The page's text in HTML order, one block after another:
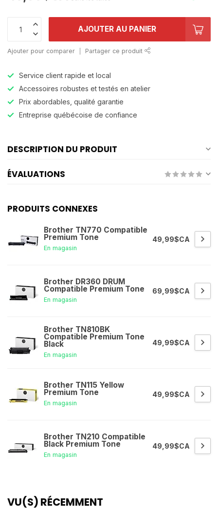
AJOUTER AU PANIER
Ajouter pour comparer Partager ce produit
Service client rapide et local
Accessoires robustes et testés en atelier
Prix abordables, qualité garantie
Entreprise québécoise de confiance
DESCRIPTION DU PRODUIT
ÉVALUATIONS
PRODUITS CONNEXES
Brother TN770 Compatible
Premium Tone
En magasin
49,99$CA
Brother DR360 DRUM
Compatible Premium Tone
En magasin
69,99$CA
Brother TN810BK
Compatible Premium Tone
Black
En magasin
49,99$CA
Brother TN115 Yellow
Premium Tone
En magasin
49,99$CA
Brother TN210 Compatible
Black Premium Tone
En magasin
49,99$CA
VU(S) RÉCEMMENT